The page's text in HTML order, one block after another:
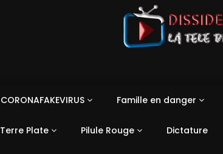
CORONAFAKEVIRUS Famille en danger
Terre Plate Pilule Rouge Dictature